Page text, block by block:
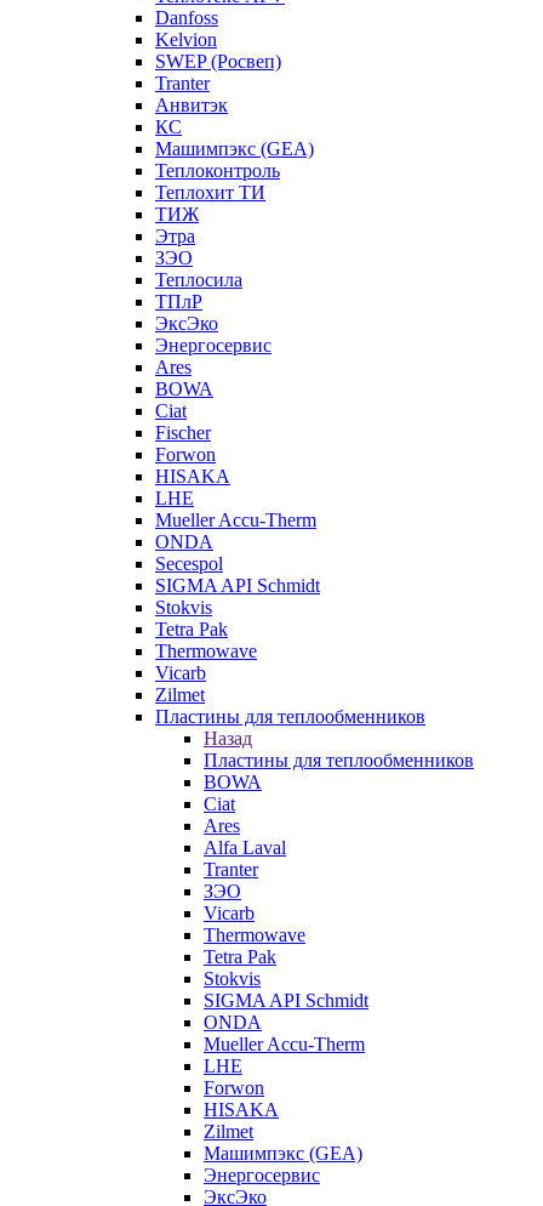
Danfoss
Kelvion
SWEP (Росвеп)
Tranter
Анвитэк
КС
Машимпэкс (GEA)
Теплоконтроль
Теплохит ТИ
ТИЖ
Этра
ЗЭО
Теплосила
ТПлР
ЭксЭко
Энергосервис
Ares
BOWA
Ciat
Fischer
Forwon
HISAKA
LHE
Mueller Accu-Therm
ONDA
Secespol
SIGMA API Schmidt
Stokvis
Tetra Pak
Thermowave
Vicarb
Zilmet
Пластины для теплообменников
Назад
Пластины для теплообменников
BOWA
Ciat
Ares
Alfa Laval
Tranter
ЗЭО
Vicarb
Thermowave
Tetra Pak
Stokvis
SIGMA API Schmidt
ONDA
Mueller Accu-Therm
LHE
Forwon
HISAKA
Zilmet
Машимпэкс (GEA)
Энергосервис
ЭксЭко